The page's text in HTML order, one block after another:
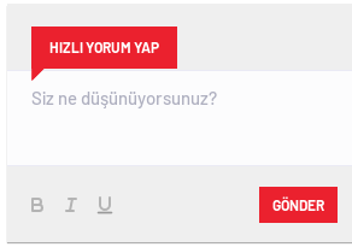
HIZLI YORUM YAP
GÖNDER